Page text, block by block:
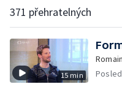
371 přehratelných
15 min